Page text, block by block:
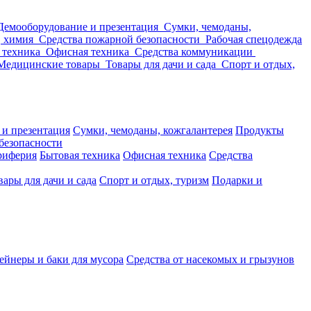
и презентация Сумки, чемоданы,
химия Средства пожарной безопасности Рабочая спецодежда
Офисная техника Средства коммуникации
товары Товары для дачи и сада Спорт и отдых,
презентация Сумки, чемоданы, кожгалантерея Продукты
Бытовая техника Офисная техника Средства
для дачи и сада Спорт и отдых, туризм Подарки и
и баки для мусора Средства от насекомых и грызунов